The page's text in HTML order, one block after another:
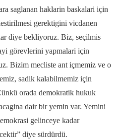
saglanan haklarin baskalari için
gerektigini vicdanen
diye bekliyoruz. Biz, seçilmis
görevlerini yapmalari için
Bizim mecliste ant içmemiz ve o
sadik kalabilmemiz için
orada demokratik hukuk
dair bir yemin var. Yemini
gelinceye kadar
diye sürdürdü.